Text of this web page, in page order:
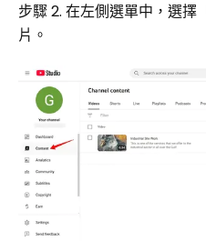
步驟 2. 在左側選單中，選擇
片。